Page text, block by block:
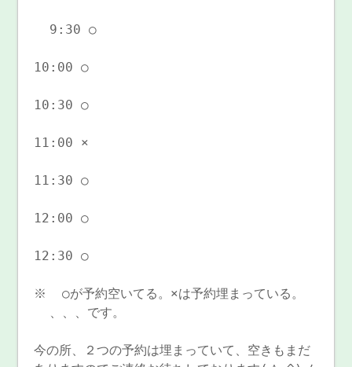
9:30 ○
10:00 ○
10:30 ○
11:00 ×
11:30 ○
12:00 ○
12:30 ○
※ ○が予約空いてる。×は予約埋まっている。
、、、です。
今の所、２つの予約は埋まっていて、空きもまだ